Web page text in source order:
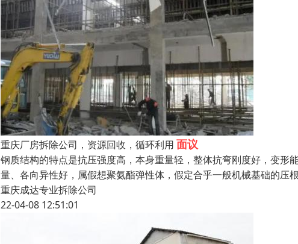
重庆厂房拆除公司，资源回收，循环利用 面议
钢质结构的特点是抗压强度高，本身重量轻，整体抗弯刚度好，变
量、各向异性好，属假想聚氨酯弹性体，假定合乎一般机械基础的
重庆成达专业拆除公司
22-04-08 12:51:01